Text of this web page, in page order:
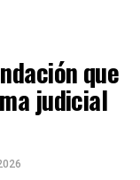
que
judicial